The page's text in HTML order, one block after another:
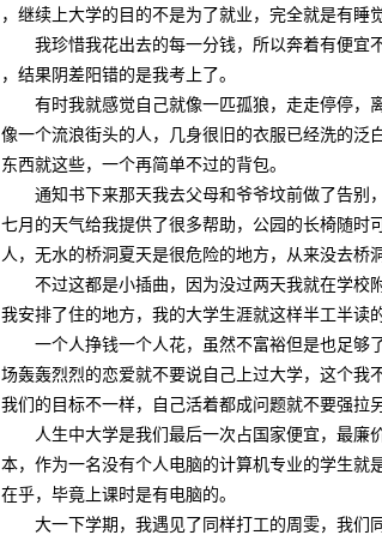
，继续上大学的目的不是为了就业，完全就是有睡
我珍惜我花出去的每一分钱，所以奔着有便宜
，结果阴差阳错的是我考上了。
有时我就感觉自己就像一匹孤狼，走走停停，
像一个流浪街头的人，几身很旧的衣服已经洗的泛
东西就这些，一个再简单不过的背包。
通知书下来那天我去父母和爷爷坟前做了告别，
七月的天气给我提供了很多帮助，公园的长椅随时
人，无水的桥洞夏天是很危险的地方，从来没去桥
不过这都是小插曲，因为没过两天我就在学校
我安排了住的地方，我的大学生涯就这样半工半读
一个人挣钱一个人花，虽然不富裕但是也足够
场轰轰烈烈的恋爱就不要说自己上过大学，这个我
我们的目标不一样，自己活着都成问题就不要强拉
人生中大学是我们最后一次占国家便宜，最廉
本，作为一名没有个人电脑的计算机专业的学生就
在乎，毕竟上课时是有电脑的。
大一下学期，我遇见了同样打工的周雯，我们